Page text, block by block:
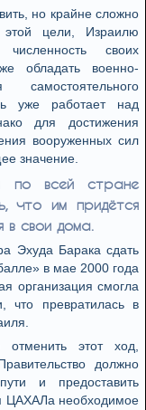
но крайне сложно
этой цели, Израилю
своих
обладать военно-
уже работает над
для достижения
вооруженных сил
значение.
по всей стране
что им придётся
в свои дома.
Эхуда Барака сдать
в мае 2000 года
организация смогла
что превратилась в
этот ход,
должно
и предоставить
ЦАХАЛа необходимое